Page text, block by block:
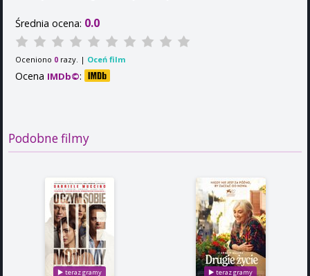
Średnia ocena: 0.0
Oceniono 0 razy. | Oceń film
Ocena IMDb©:
Podobne filmy